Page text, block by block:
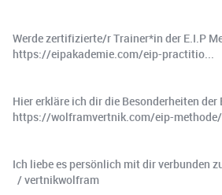
Werde zertifizierte/r Trainer*in der E.I.P
https://eipakademie.com/eip-practitio...
Hier erkläre ich dir die Besonderheiten der
https://wolframvertnik.com/eip-methode/
Ich liebe es persönlich mit dir verbunden
/ vertnikwolfram